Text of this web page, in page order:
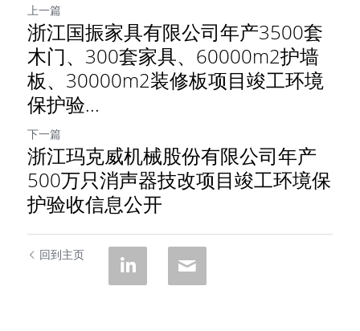
上一篇
浙江国振家具有限公司年产3500套
木门、300套家具、60000m2护墙
板、30000m2装修板项目竣工环境
保护验...
下一篇
浙江玛克威机械股份有限公司年产
500万只消声器技改项目竣工环境保
护验收信息公开
回到主页